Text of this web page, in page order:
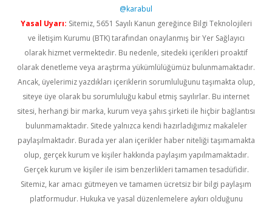
@karabul
Yasal Uyarı: Sitemiz, 5651 Sayılı Kanun gereğince Bilgi Teknolojileri
ve İletişim Kurumu (BTK) tarafından onaylanmış bir Yer Sağlayıcı
olarak hizmet vermektedir. Bu nedenle, sitedeki içerikleri proaktif
olarak denetleme veya araştırma yükümlülüğümüz bulunmamaktadır.
Ancak, üyelerimiz yazdıkları içeriklerin sorumluluğunu taşımakta olup,
siteye üye olarak bu sorumluluğu kabul etmiş sayılırlar. Bu internet
sitesi, herhangi bir marka, kurum veya şahıs şirketi ile hiçbir bağlantısı
bulunmamaktadır. Sitede yalnızca kendi hazırladığımız makaleler
paylaşılmaktadır. Burada yer alan içerikler haber niteliği taşımamakta
olup, gerçek kurum ve kişiler hakkında paylaşım yapılmamaktadır.
Gerçek kurum ve kişiler ile isim benzerlikleri tamamen tesadüfidir.
Sitemiz, kar amacı gütmeyen ve tamamen ücretsiz bir bilgi paylaşım
platformudur. Hukuka ve yasal düzenlemelere aykırı olduğunu